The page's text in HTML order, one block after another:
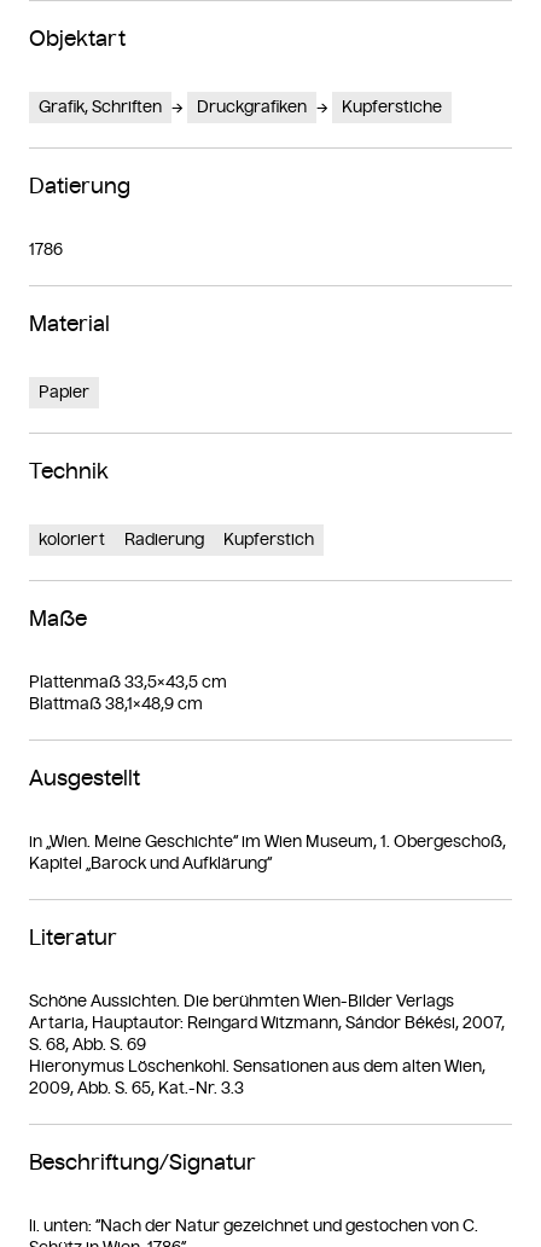
Objektart
Grafik, Schriften Druckgrafiken Kupferstiche
Datierung
1786
Material
Papier
Technik
koloriert Radierung Kupferstich
Maße
Plattenmaß 33,5×43,5 cm
Blattmaß 38,1×48,9 cm
Ausgestellt
in „Wien. Meine Geschichte“ im Wien Museum, 1. Obergeschoß,
Kapitel „Barock und Aufklärung“
Literatur
Schöne Aussichten. Die berühmten Wien-Bilder Verlags
Artaria, Hauptautor: Reingard Witzmann, Sándor Békési, 2007,
S. 68, Abb. S. 69
Hieronymus Löschenkohl. Sensationen aus dem alten Wien,
2009, Abb. S. 65, Kat.-Nr. 3.3
Beschriftung/Signatur
li. unten: “Nach der Natur gezeichnet und gestochen von C.